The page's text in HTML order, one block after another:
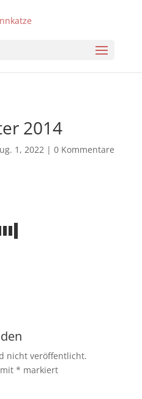
2014
1, 2022| 0 Kommentare
nicht veröffentlicht.
* markiert